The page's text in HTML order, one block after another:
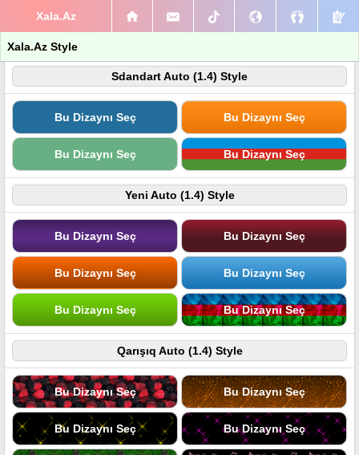
Xala.Az
Xala.Az Style
Sdandart Auto (1.4) Style
Bu Dizaynı Seç Bu Dizaynı Seç
Bu Dizaynı Seç Bu Dizaynı Seç
Yeni Auto (1.4) Style
Bu Dizaynı Seç Bu Dizaynı Seç
Bu Dizaynı Seç Bu Dizaynı Seç
Bu Dizaynı Seç Bu Dizaynı Seç
Qarışıq Auto (1.4) Style
Bu Dizaynı Seç Bu Dizaynı Seç
Bu Dizaynı Seç Bu Dizaynı Seç